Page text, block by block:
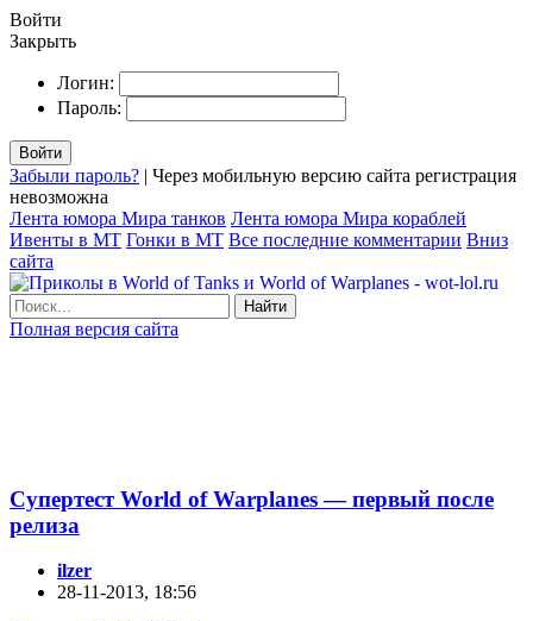
Войти
Закрыть
Логин:
Пароль:
Войти
Забыли пароль? | Через мобильную версию сайта регистрация
невозможна
Лента юмора Мира танков Лента юмора Мира кораблей
Ивенты в МТ Гонки в МТ Все последние комментарии Вниз
сайта
Найти
Полная версия сайта
Супертест World of Warplanes — первый после
релиза
ilzer
28-11-2013, 18:56